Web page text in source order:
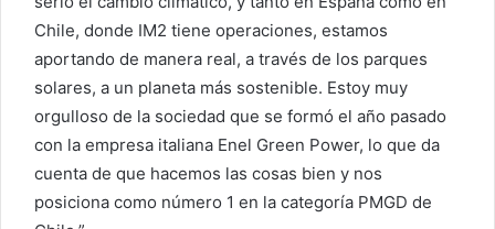
Chile, donde IM2 tiene operaciones, estamos
aportando de manera real, a través de los parques
solares, a un planeta más sostenible. Estoy muy
orgulloso de la sociedad que se formó el año pasado
con la empresa italiana Enel Green Power, lo que da
cuenta de que hacemos las cosas bien y nos
posiciona como número 1 en la categoría PMGD de